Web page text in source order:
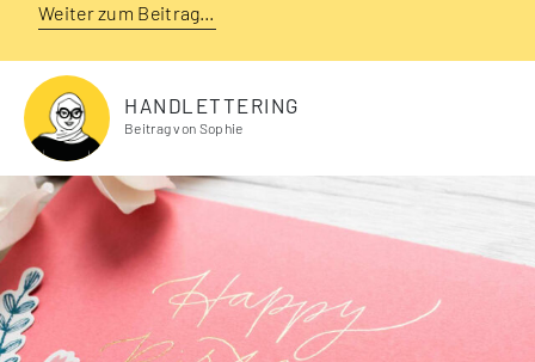
Weiter zum Beitrag…
HANDLETTERING
Beitrag von Sophie